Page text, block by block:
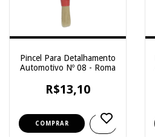
Pincel Para Detalhamento
Automotivo Nº 08 - Roma
R$13,10